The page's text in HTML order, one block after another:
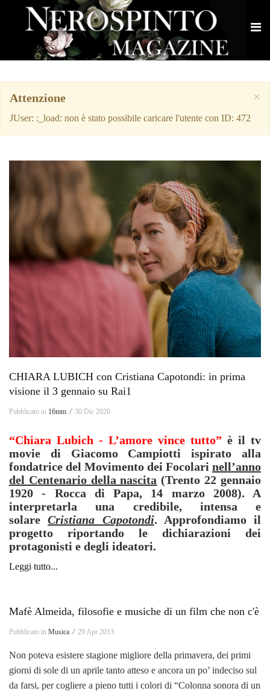
×
Attenzione
JUser: :_load: non è stato possibile caricare l'utente con ID: 472
CHIARA LUBICH con Cristiana Capotondi: in prima
visione il 3 gennaio su Rai1
Pubblicato in 16mm ⁄ 30 Dic 2020
“Chiara Lubich - L’amore vince tutto” è il tv
movie di Giacomo Campiotti ispirato alla
fondatrice del Movimento dei Focolari nell’anno
del Centenario della nascita (Trento 22 gennaio
1920 - Rocca di Papa, 14 marzo 2008). A
interpretarla una credibile, intensa e
solareCristiana Capotondi. Approfondiamo il
progetto riportando le dichiarazioni dei
protagonisti e degli ideatori.
Leggi tutto...
Mafè Almeida, filosofie e musiche di un film che non c'è
Pubblicato in Musica ⁄ 29 Apr 2013
Non poteva esistere stagione migliore della primavera, dei primi
giorni di sole di un aprile tanto atteso e ancora un po’ indeciso sul
da farsi, per cogliere a pieno tutti i colori di “Colonna sonora di un